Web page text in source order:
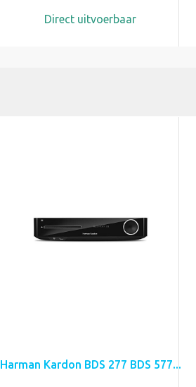
Direct uitvoerbaar
Harman Kardon BDS 277 BDS 577...